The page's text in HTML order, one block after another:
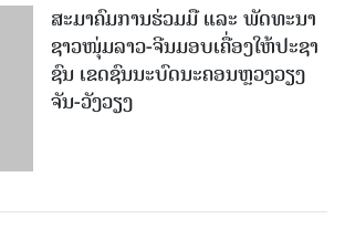
ສະມາຄົມການຮ່ວມມື ແລະ ພັດທະນາ
ຊາວໜຸ່ມລາວ-ຈີນມອບ​ເຄື່ອງ​ໃຫ້​ປະ​ຊາ​
ຊົນ ​ເຂດ​ຊົນ​ນະ​ບົດນະ​ຄອນຫຼວງວຽງ​
ຈັນ-ວັງ​ວຽງ